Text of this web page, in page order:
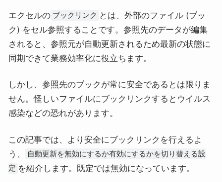
エクセルの ブックリンク とは、外部のファイル (ブッ
ク) をセル参照することです。参照先のデータが編集
されると、参照元が自動更新されるため最新の状態に
同期できて業務効率化に役立ちます。
しかし、参照先のブックが常に安全であるとは限りま
せん。怪しいファイルにブックリンクするとウイルス
感染などの恐れがあります。
この記事では、より安全にブックリンクを行えるよ
う、
自動更新を無効にするか有効にするかを切り替える設
定 を紹介します。既定では無効になっています。